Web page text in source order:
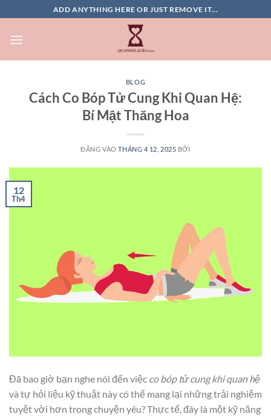
qua
nội
ADD ANYTHING HERE OR JUST REMOVE IT...
BLOG
Cách Co Bóp Tử Cung Khi Quan Hệ:
Bí Mật Thăng Hoa
ĐĂNG VÀOTHÁNG 4 12, 2025 BỞI
12
Th4
Đã bao giờ bạn nghe nói đến việc co bóp tử cung khi quan hệ
và tự hỏi liệu kỹ thuật này có thể mang lại những trải nghiệm
tuyệt vời hơn trong chuyện yêu? Thực tế, đây là một kỹ năng